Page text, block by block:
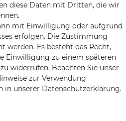
4
Schweinfurt
diese Daten mit Dritten, die wir
mit Einwilligung oder aufgrund
erfolgen. Die Zustimmung
werden. Es besteht das Recht,
Einwilligung zu einem späteren
widerrufen. Beachten Sie unser
zur Verwendung
in unserer Daten­schutz­erklärung.